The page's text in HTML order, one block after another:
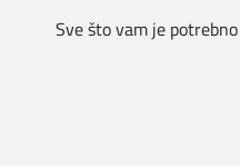
Sve što vam je